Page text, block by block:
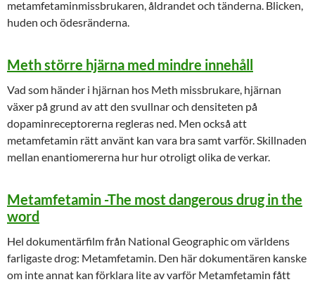
metamfetaminmissbrukaren, åldrandet och tänderna. Blicken,
huden och ödesränderna.
Meth större hjärna med mindre innehåll
Vad som händer i hjärnan hos Meth missbrukare, hjärnan
växer på grund av att den svullnar och densiteten på
dopaminreceptorerna regleras ned. Men också att
metamfetamin rätt använt kan vara bra samt varför. Skillnaden
mellan enantiomererna hur hur otroligt olika de verkar.
Metamfetamin -The most dangerous drug in the
word
Hel dokumentärfilm från National Geographic om världens
farligaste drog: Metamfetamin. Den här dokumentären kanske
om inte annat kan förklara lite av varför Metamfetamin fått